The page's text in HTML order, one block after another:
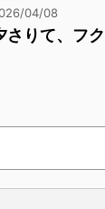
04/08
さりて、フ